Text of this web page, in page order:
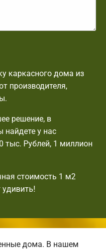
каркасного дома из
производителя,
решение, в
у нас
тыс. Рублей, 1 миллион
стоимость 1 м2
дома. В нашем